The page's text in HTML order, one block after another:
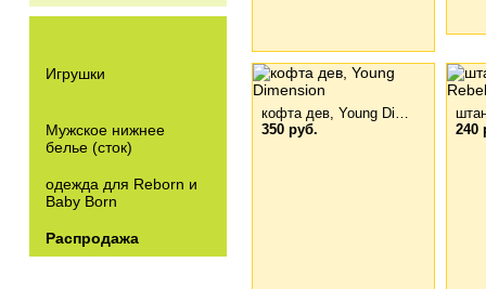
Игрушки
Мужское нижнее
белье (сток)
одежда для Reborn и
Baby Born
Распродажа
кофта дев, Young Di…
350 руб.
240